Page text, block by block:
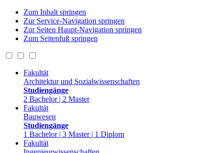
Zum Inhalt springen
Zur Service-Navigation springen
Zur Seiten Haupt-Navigation springen
Zum Seitenfuß springen
Fakultät
Architektur und Sozialwissenschaften
Studiengänge
2 Bachelor | 2 Master
Fakultät
Bauwesen
Studiengänge
1 Bachelor | 3 Master | 1 Diplom
Fakultät